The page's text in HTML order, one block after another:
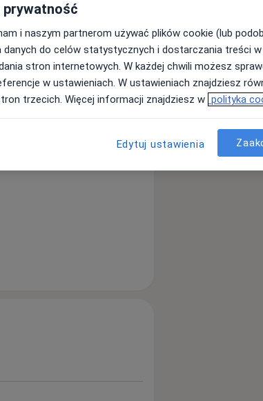
(PCOS / PMOS)
prywatność
i naszym partnerom używać plików cookie (lub
danych do celów statystycznych i dostarczania treści
stron internetowych. W każdej chwili możesz
w ustawieniach. W ustawieniach znajdziesz
trzecich. Więcej informacji znajdziesz w polityka
Edytuj ustawienia